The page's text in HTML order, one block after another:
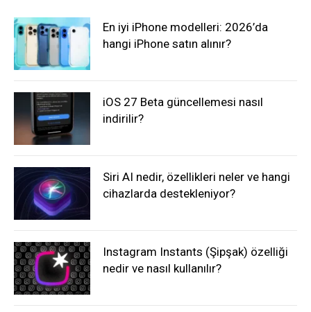
En iyi iPhone modelleri: 2026’da
hangi iPhone satın alınır?
iOS 27 Beta güncellemesi nasıl
indirilir?
Siri AI nedir, özellikleri neler ve hangi
cihazlarda destekleniyor?
Instagram Instants (Şipşak) özelliği
nedir ve nasıl kullanılır?